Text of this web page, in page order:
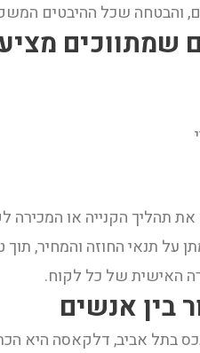
והבטחה שכל ההיבטים
שמתווכים
את תהליך הקנייה או המכירה
על תנאי החוזה והמחיר,
האישית של כל לקוח.
בין אנשים
בתל אביב, דלקאסה היא